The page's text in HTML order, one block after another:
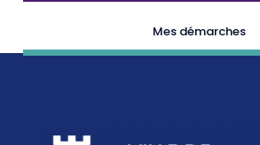
Mes démarches